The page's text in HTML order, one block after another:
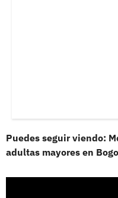
Puedes seguir viendo:
adultas mayores en